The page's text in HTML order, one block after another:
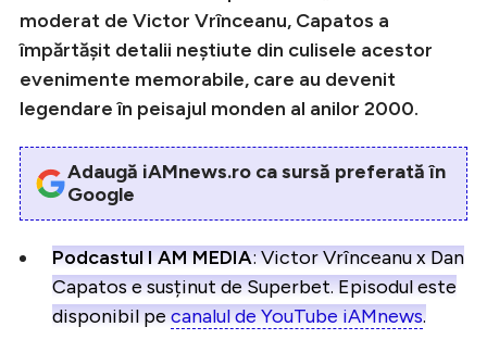
moderat de Victor Vrînceanu, Capatos a
împărtășit detalii neștiute din culisele acestor
evenimente memorabile, care au devenit
legendare în peisajul monden al anilor 2000.
Adaugă iAMnews.ro ca sursă preferată în
Google
Podcastul I AM MEDIA: Victor Vrînceanu x Dan
Capatos e susținut de Superbet. Episodul este
disponibil pecanalul de YouTube iAMnews.